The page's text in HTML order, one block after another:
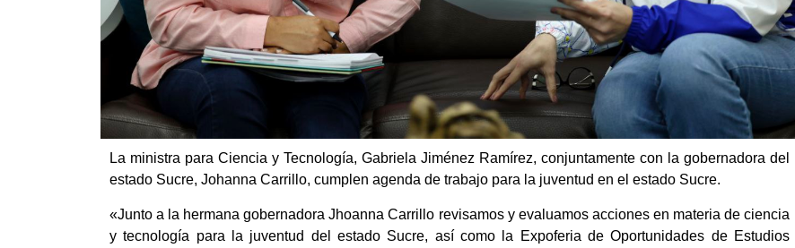
La ministra para Ciencia y Tecnología, Gabriela Jiménez Ramírez, conjuntamente con la gobernadora del
estado Sucre, Johanna Carrillo, cumplen agenda de trabajo para la juventud en el estado Sucre.
«Junto a la hermana gobernadora Jhoanna Carrillo revisamos y evaluamos acciones en materia de ciencia
y tecnología para la juventud del estado Sucre, así como la Expoferia de Oportunidades de Estudios